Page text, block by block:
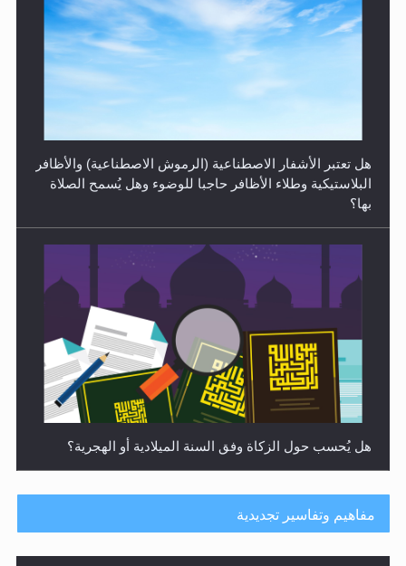
الهجرة: بحث عن الأمن والسلام في سبيل إرساء الأمن
هل تعتبر الأشفار الاصطناعية (الرموش الاصطناعية) والأظافر
البلاستيكية وطلاء الأظافر حاجبا للوضوء وهل يُسمح الصلاة
بها؟
هل يُحسب حول الزكاة وفق السنة الميلادية أو الهجرية؟
مفاهيم وتفاسير تجديدية